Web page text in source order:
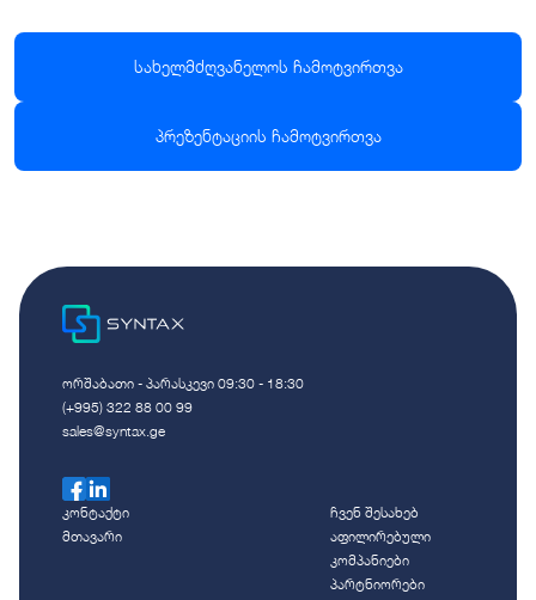
სახელმძღვანელოს ჩამოტვირთვა
პრეზენტაციის ჩამოტვირთვა
ორშაბათი - პარასკევი 09:30 - 18:30
(+995) 322 88 00 99
sales@syntax.ge
კონტაქტი
მთავარი
ჩვენ შესახებ
აფილირებული
კომპანიები
პარტნიორები